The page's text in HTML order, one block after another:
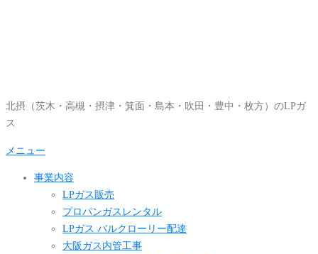
へ
ッ
北摂（茨木・高槻・摂津・箕面・島本・吹田・豊中・枚方）のLPガ
ス
メニュー
事業内容
LPガス販売
プロパンガスレンタル
LPガス バルクローリー配達
大阪ガス内管工事